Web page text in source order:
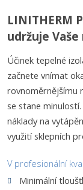
LINITHERM
udržuje
Účinek tepelné
začnete vnímat
rovnoměrnějšímu
se stane
náklady na
využití sklepních
V profesionální
Minimální